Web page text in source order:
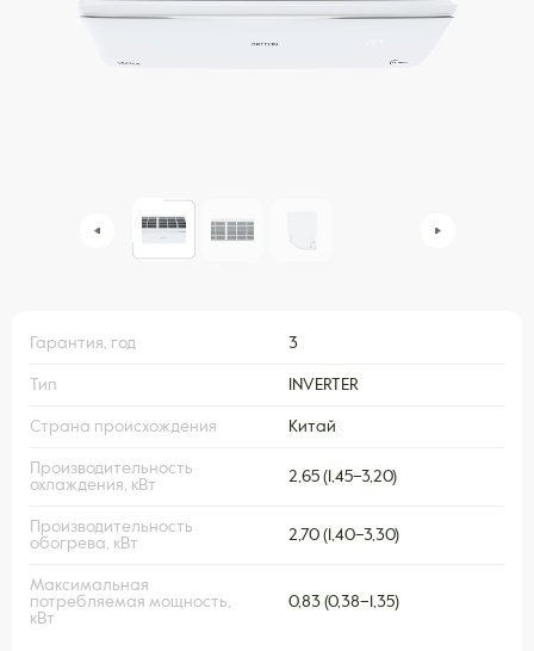
Гарантия, год 3
Тип INVERTER
Страна происхождения Китай
Производительность
охлаждения, кВт
2,65 (1,45–3,20)
Производительность
обогрева, кВт
2,70 (1,40–3,30)
Максимальная
потребляемая мощность,
кВт
0,83 (0,38–1,35)